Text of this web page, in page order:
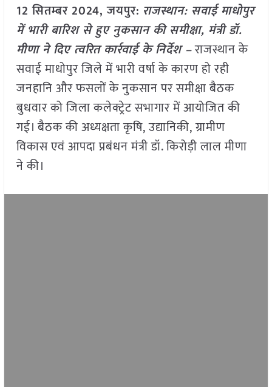
12 सितम्बर 2024, जयपुर: राजस्थान: सवाई माधोपुर
में भारी बारिश से हुए नुकसान की समीक्षा, मंत्री डॉ.
मीणा ने दिए त्वरित कार्रवाई के निर्देश –राजस्थान के
सवाई माधोपुर जिले में भारी वर्षा के कारण हो रही
जनहानि और फसलों के नुकसान पर समीक्षा बैठक
बुधवार को जिला कलेक्ट्रेट सभागार में आयोजित की
गई। बैठक की अध्यक्षता कृषि, उद्यानिकी, ग्रामीण
विकास एवं आपदा प्रबंधन मंत्री डॉ. किरोड़ी लाल मीणा
ने की।